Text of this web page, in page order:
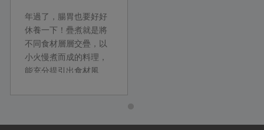
年過了，腸胃也要好好
休養一下！疊煮就是將
不同食材層層交疊，以
小火慢煮而成的料理，
能充分提引出食材風
念，變化出一道道清
菜、湯麵等料理，吃了